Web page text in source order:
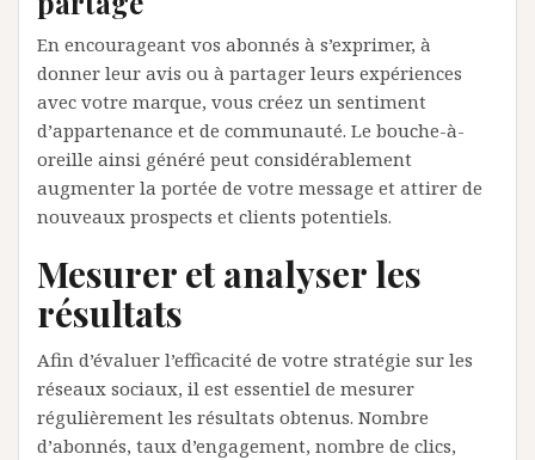
En encourageant vos abonnés à s’exprimer, à
donner leur avis ou à partager leurs expériences
avec votre marque, vous créez un sentiment
d’appartenance et de communauté. Le bouche-à-
oreille ainsi généré peut considérablement
augmenter la portée de votre message et attirer de
nouveaux prospects et clients potentiels.
Mesurer et analyser les
résultats
Afin d’évaluer l’efficacité de votre stratégie sur les
réseaux sociaux, il est essentiel de mesurer
régulièrement les résultats obtenus. Nombre
d’abonnés, taux d’engagement, nombre de clics,